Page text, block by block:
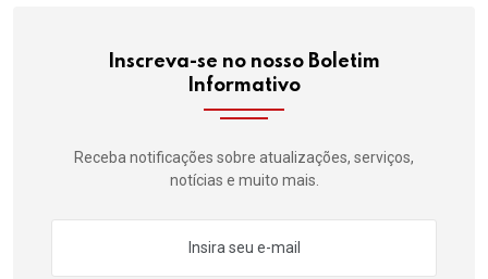
Inscreva-se no nosso Boletim
Informativo
Receba notificações sobre atualizações, serviços,
notícias e muito mais.